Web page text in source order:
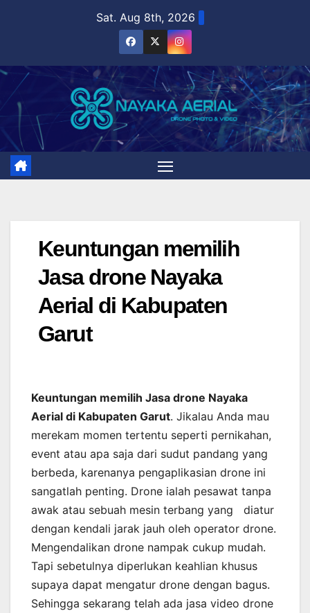
Sat. Aug 8th, 2026
Keuntungan memilih
Jasa drone Nayaka
Aerial di Kabupaten
Garut
Keuntungan memilih Jasa drone Nayaka
Aerial di Kabupaten Garut. Jikalau Anda mau
merekam momen tertentu seperti pernikahan,
event atau apa saja dari sudut pandang yang
berbeda, karenanya pengaplikasian drone ini
sangatlah penting. Drone ialah pesawat tanpa
awak atau sebuah mesin terbang yang diatur
dengan kendali jarak jauh oleh operator drone.
Mengendalikan drone nampak cukup mudah.
Tapi sebetulnya diperlukan keahlian khusus
supaya dapat mengatur drone dengan bagus.
Sehingga sekarang telah ada jasa video drone